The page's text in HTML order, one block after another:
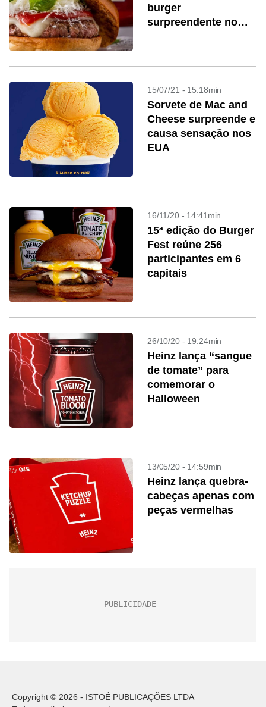
burger
surpreendente no
15/07/21 - 15:18min
Sorvete de Mac and
Cheese surpreende e
causa sensação nos
EUA
16/11/20 - 14:41min
15ª edição do Burger
Fest reúne 256
participantes em 6
capitais
26/10/20 - 19:24min
Heinz lança “sangue
de tomate” para
comemorar o
Halloween
13/05/20 - 14:59min
Heinz lança quebra-
cabeças apenas com
peças vermelhas
Copyright © 2026 - ISTOÉ PUBLICAÇÕES LTDA